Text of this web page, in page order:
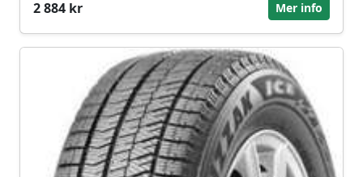
2 884 kr
Mer info